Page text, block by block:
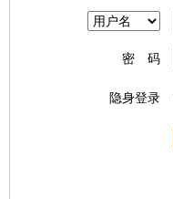
密 码
隐身登录